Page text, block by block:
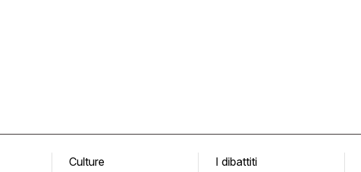
Culture
I dibattiti